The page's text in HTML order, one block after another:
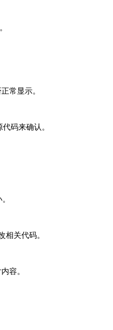
常显示。
码来确认。
相关代码。
容。